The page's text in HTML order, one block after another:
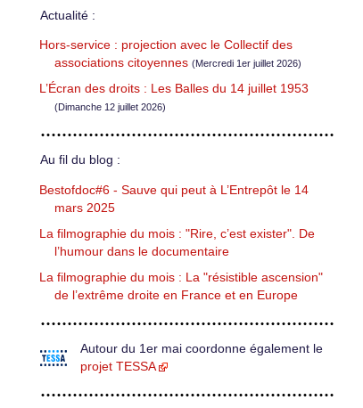
Actualité :
Hors-service : projection avec le Collectif des
associations citoyennes (Mercredi 1er juillet 2026)
L’Écran des droits : Les Balles du 14 juillet 1953
(Dimanche 12 juillet 2026)
Au fil du blog :
Bestofdoc#6 - Sauve qui peut à L’Entrepôt le 14
mars 2025
La filmographie du mois : "Rire, c’est exister". De
l’humour dans le documentaire
La filmographie du mois : La "résistible ascension"
de l’extrême droite en France et en Europe
Autour du 1er mai coordonne également le
projet TESSA